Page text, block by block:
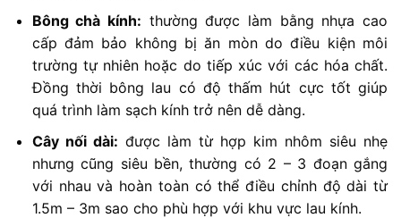
Bông chà kính: thường được làm bằng nhựa cao
cấp đảm bảo không bị ăn mòn do điều kiện môi
trường tự nhiên hoặc do tiếp xúc với các hóa chất.
Đồng thời bông lau có độ thấm hút cực tốt giúp
quá trình làm sạch kính trở nên dễ dàng.
Cây nối dài: được làm từ hợp kim nhôm siêu nhẹ
nhưng cũng siêu bền, thường có 2 – 3 đoạn gắng
với nhau và hoàn toàn có thể điều chỉnh độ dài từ
1.5m – 3m sao cho phù hợp với khu vực lau kính.